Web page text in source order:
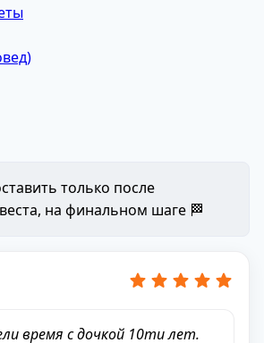
только после
на финальном шаге 🏁
время с дочкой 10ти лет.